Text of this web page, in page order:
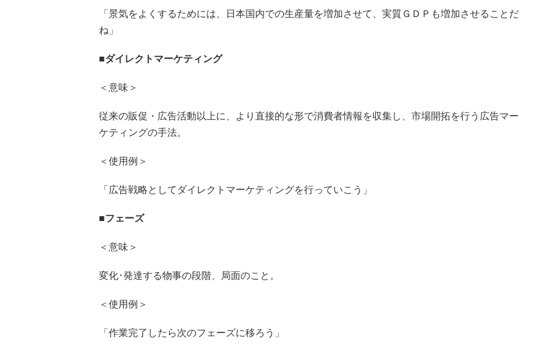
「景気をよくするためには、日本国内での生産量を増加させて、実質ＧＤＰも増加させることだ
ね」
■ダイレクトマーケティング
＜意味＞
従来の販促・広告活動以上に、より直接的な形で消費者情報を収集し、市場開拓を行う広告マー
ケティングの手法。
＜使用例＞
「広告戦略としてダイレクトマーケティングを行っていこう」
■フェーズ
＜意味＞
変化･発達する物事の段階、局面のこと。
＜使用例＞
「作業完了したら次のフェーズに移ろう」